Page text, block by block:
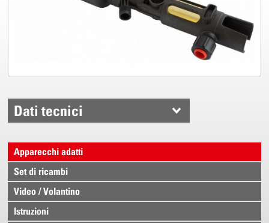
Dati tecnici
Apparecchi adatti
Set di ricambi
Video / Volantino
Istruzioni